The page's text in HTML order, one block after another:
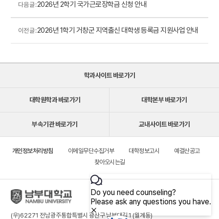
다음 글 :2026년 2학기 국가근로장학금 신청 안내
이전 글 :2026년 1학기 거창군 지역출신 대학생 등록금 지원사업 안내
학과사이트 바로가기
대학원학과 바로가기 대학본부 바로가기
부속기관 바로가기 교내사이트 바로가기
개인정보처리방침 이메일무단수집거부 대학정보고시
예결산공고
찾아오시는길
(우)62271 전남광주통합특별시 광산구 남부대길 1 (월계동)